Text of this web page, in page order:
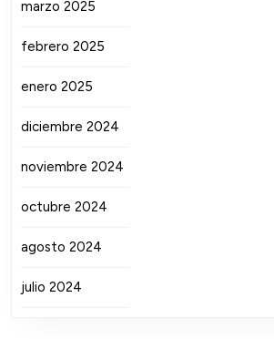
marzo 2025
febrero 2025
enero 2025
diciembre 2024
noviembre 2024
octubre 2024
agosto 2024
julio 2024